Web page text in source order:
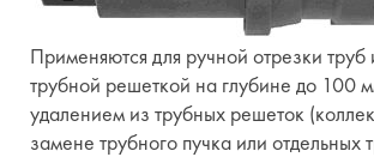
Применяются для ручной отрезки труб
трубной решеткой на глубине до 100
удалением из трубных решеток
замене трубного пучка или отдельных